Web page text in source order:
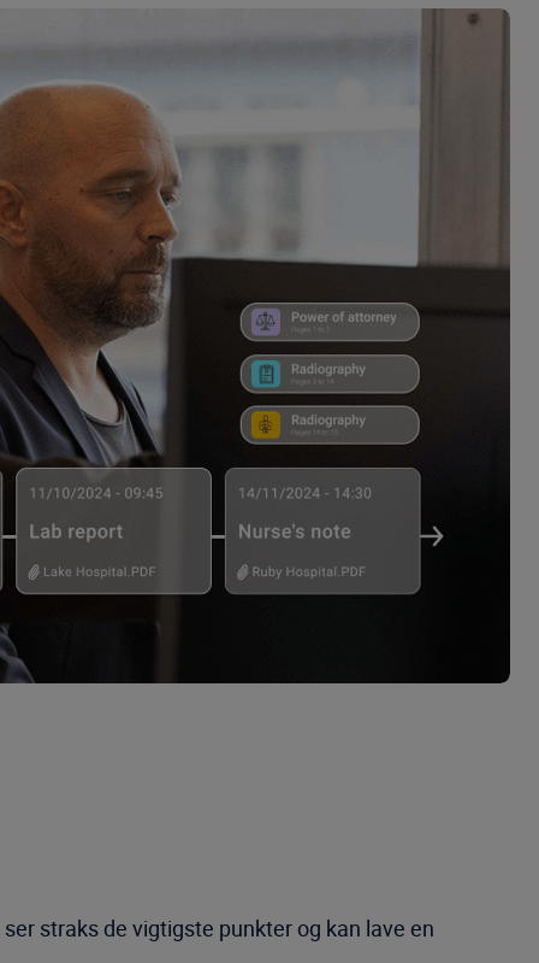
straks de vigtigste punkter og kan lave en